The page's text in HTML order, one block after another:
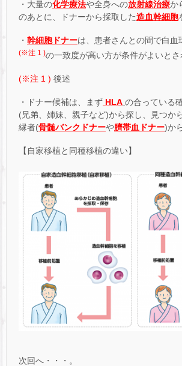
・大量の化学療法や全身への放射線治療か
のあとに、ドナーから採取した造血幹細胞
・ 幹細胞ドナーは、患者さんとの間で白血
(※注 1 )の一致度が高い方が条件がよいとさ
(※注 1 ) 後述
・ドナー候補は、まず HLA の合っている
(兄弟、姉妹、親子など)から探し、見つか
縁者(骨髄バンクドナーや臍帯血ドナー)か
【自家移植と同種移植の違い】
次回へ・・・。